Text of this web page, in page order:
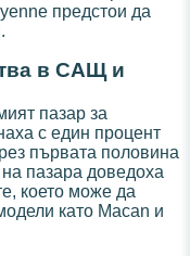
предстои да
в САЩ и
пазар за
с един процент
първата половина
пазара доведоха
което може да
като Macan и